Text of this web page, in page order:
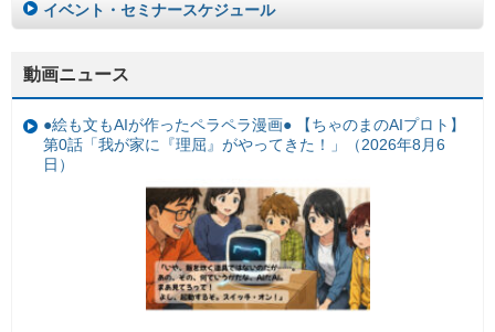
イベント・セミナースケジュール
動画ニュース
●絵も文もAIが作ったペラペラ漫画● 【ちゃのまのAIプロト】
第0話「我が家に『理屈』がやってきた！」（2026年8月6
日）